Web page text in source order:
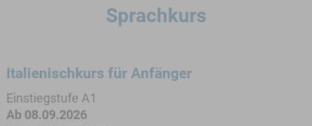
Sprachkurs
Italienischkurs für Anfänger
Einstiegstufe A1
Ab 08.09.2026